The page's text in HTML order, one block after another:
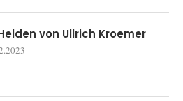
von Ullrich Kroemer